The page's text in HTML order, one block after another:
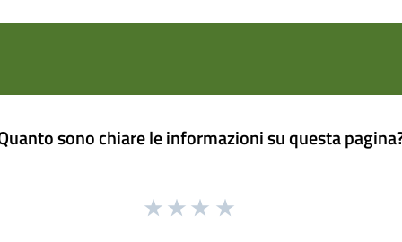
sono chiare le informazioni su questa